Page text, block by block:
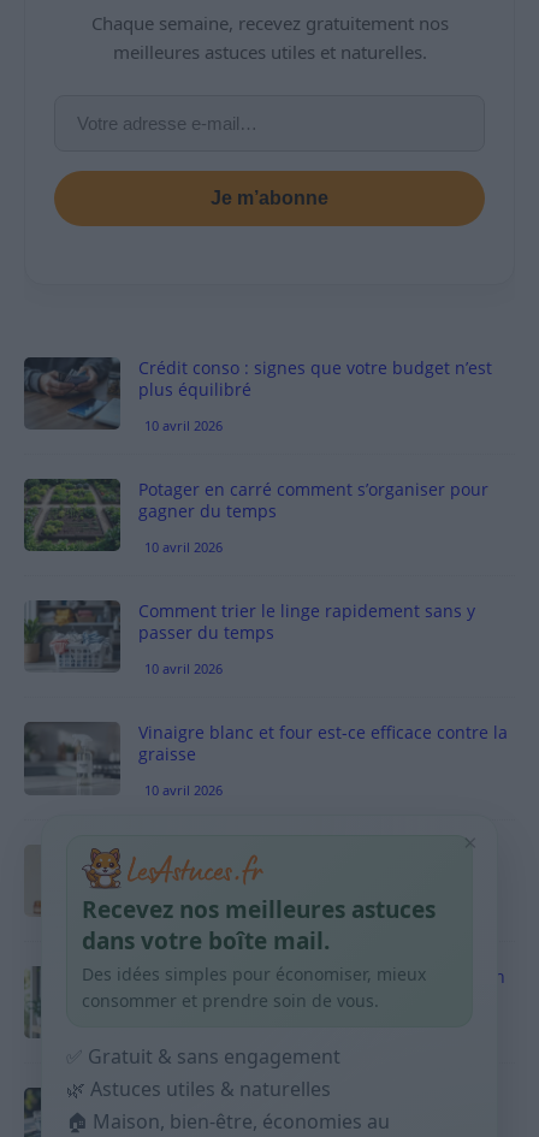
Chaque semaine, recevez gratuitement nos
meilleures astuces utiles et naturelles.
Je m’abonne
Crédit conso : signes que votre budget n’est
plus équilibré
10 avril 2026
Potager en carré comment s’organiser pour
gagner du temps
10 avril 2026
Comment trier le linge rapidement sans y
passer du temps
10 avril 2026
Vinaigre blanc et four est-ce efficace contre la
graisse
10 avril 2026
Taches pigmentaires : routine simple +
habitudes qui aident
9 avril 2026
Produits ménagers : comment économiser en
courses sans acheter 10 sprays
Budget mensuel : méthode rapide pour
répartir son salaire dès le jour de paie
×
Recevez nos meilleures astuces
dans votre boîte mail.
Des idées simples pour économiser, mieux
consommer et prendre soin de vous.
✅ Gratuit & sans engagement
🌿 Astuces utiles & naturelles
🏠 Maison, bien-être, économies au